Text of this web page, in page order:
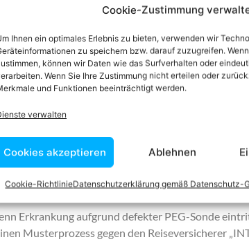
Cookie-Zustimmung
Ihnen ein optimales Erlebnis zu bieten, verwenden wir
zu speichern bzw. darauf zuzugreifen.
können wir Daten wie das Surfverhalten oder
Wenn Sie Ihre Zustimmung nicht erteilen oder
und Funktionen beeinträchtigt werden.
verwalten
Cookies akzeptieren Ablehnen
Cookie-RichtlinieDatenschutzerklärung gemäß Datenschutz-
hat im Rechtsstreit um angebliche
des renommierten Möbelunternehmens KARE
Fehlfunktion einer
Erkrankung aufgrund defekter PEG-Sonde
Musterprozess gegen den Reiseversicherer